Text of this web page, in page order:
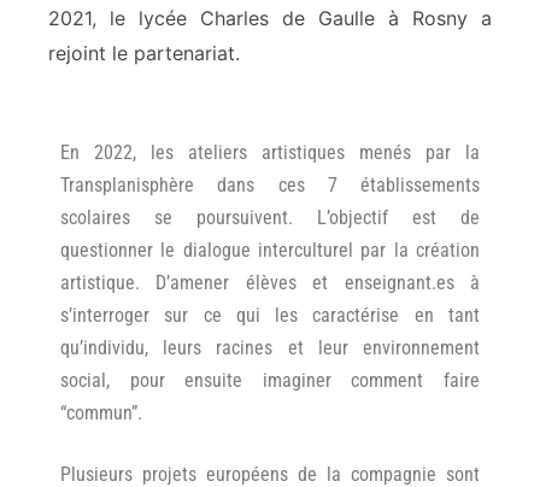
2021, le lycée Charles de Gaulle à Rosny a
rejoint le partenariat.
En 2022, les ateliers artistiques menés par la
Transplanisphère dans ces 7 établissements
scolaires se poursuivent. L’objectif est de
questionner le dialogue interculturel par la création
artistique. D’amener élèves et enseignant.es à
s’interroger sur ce qui les caractérise en tant
qu’individu, leurs racines et leur environnement
social, pour ensuite imaginer comment faire
“commun”.
Plusieurs projets européens de la compagnie sont